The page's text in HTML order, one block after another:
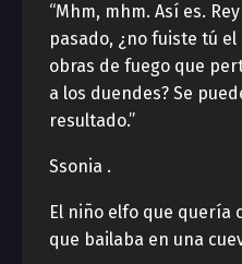
“Mhm, mhm. Así es.
pasado, ¿no fuiste tú
obras de fuego que
a los duendes? Se
resultado.”
Ssonia .
El niño elfo que quería
que bailaba en una